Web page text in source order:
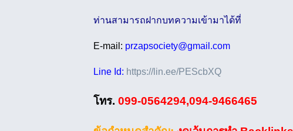
ท่านสามารถฝากบทความเข้ามาได้ที่
E-mail: przapsociety@gmail.com
Line Id: https://lin.ee/PEScbXQ
โทร. 099-0564294,094-9466465